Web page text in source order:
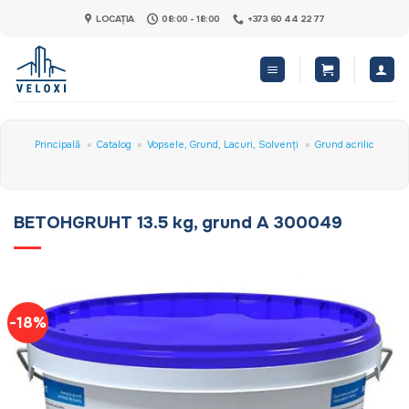
content
LOCAȚIA 08:00 - 18:00 +373 60 44 22 77
Principală » Catalog » Vopsele, Grund, Lacuri, Solvenți » Grund acrilic
BETOHGRUHT 13.5 kg, grund A 300049
-18%